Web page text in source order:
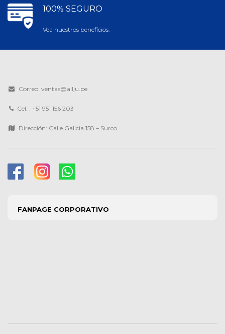
100% SEGURO
Vea nuestros beneficios.
Correo: ventas@allju.pe
Cel. : +51 951 156 203
Dirección: Calle Galicia 158 – Surco
FANPAGE CORPORATIVO